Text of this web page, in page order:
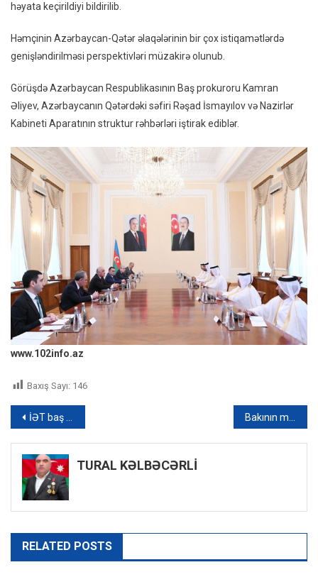
həyata keçirildiyi bildirilib.
Həmçinin Azərbaycan-Qətər əlaqələrinin bir çox istiqamətlərdə
genişləndirilməsi perspektivləri müzakirə olunub.
Görüşdə Azərbaycan Respublikasının Baş prokuroru Kamran
Əliyev, Azərbaycanın Qətərdəki səfiri Rəşad İsmayılov və Nazirlər
Kabineti Aparatının struktur rəhbərləri iştirak ediblər.
www.102info.az
Baxış Sayı: 146
Yazı
naviqasiyası
İƏT baş katibi Şuşaya səfər edib
TURAL KƏLBƏCƏRLİ
RELATED POSTS